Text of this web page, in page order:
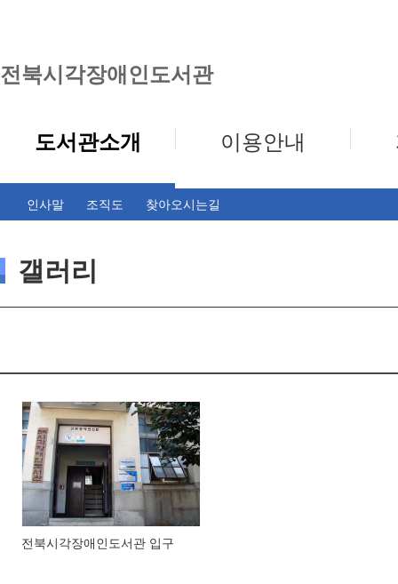
전북시각장애인도서관
도서관소개
인사말 조직도 찾아오시는길
이용안내
갤러리
전북시각장애인도서관 입구